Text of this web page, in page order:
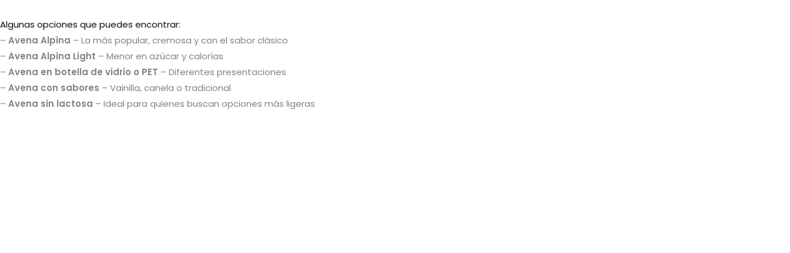
Algunas opciones que puedes encontrar:
– Avena Alpina – La más popular, cremosa y con el sabor clásico
– Avena Alpina Light – Menor en azúcar y calorías
– Avena en botella de vidrio o PET – Diferentes presentaciones
– Avena con sabores – Vainilla, canela o tradicional
– Avena sin lactosa – Ideal para quienes buscan opciones más ligeras